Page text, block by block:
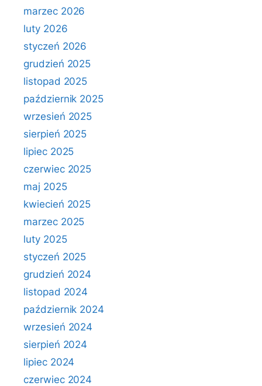
marzec 2026
luty 2026
styczeń 2026
grudzień 2025
listopad 2025
październik 2025
wrzesień 2025
sierpień 2025
lipiec 2025
czerwiec 2025
maj 2025
kwiecień 2025
marzec 2025
luty 2025
styczeń 2025
grudzień 2024
listopad 2024
październik 2024
wrzesień 2024
sierpień 2024
lipiec 2024
czerwiec 2024